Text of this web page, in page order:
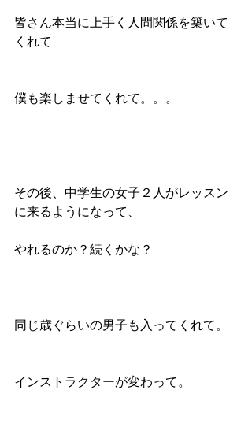
皆さん本当に上手く人間関係を築いて
くれて
僕も楽しませてくれて。。。
その後、中学生の女子２人がレッスン
に来るようになって、
やれるのか？続くかな？
同じ歳ぐらいの男子も入ってくれて。
インストラクターが変わって。